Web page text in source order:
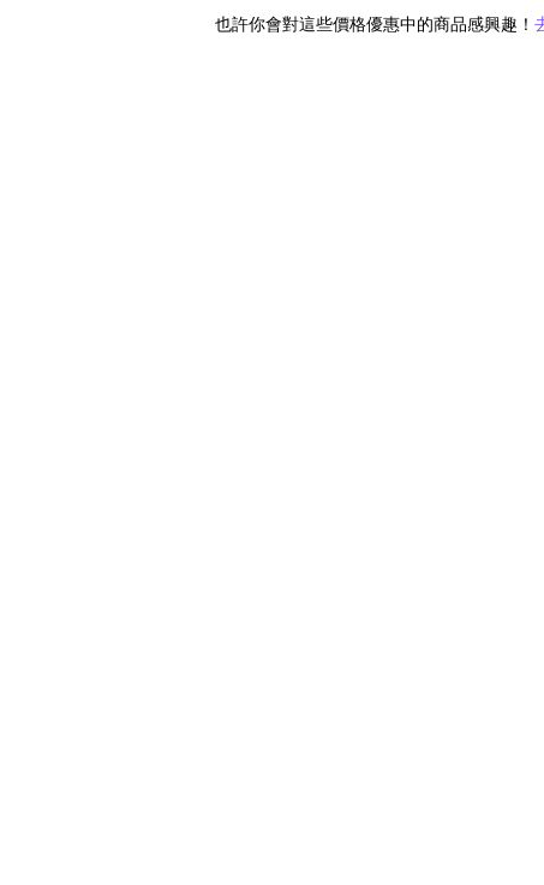
也許你會對這些價格優惠中的商品感興趣！